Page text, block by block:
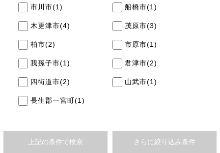
市川市(1) 船橋市(1)
木更津市(4) 茂原市(3)
柏市(2) 市原市(1)
我孫子市(1) 君津市(2)
四街道市(2) 山武市(1)
長生郡一宮町(1)
上記の条件で検索 さらに絞り込み条件